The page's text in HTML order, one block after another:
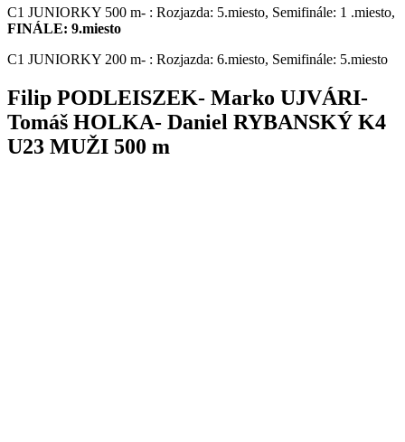
C1 JUNIORKY 500 m- : Rozjazda: 5.miesto, Semifinále: 1 .miesto,
FINÁLE: 9.miesto
C1 JUNIORKY 200 m- : Rozjazda: 6.miesto, Semifinále: 5.miesto
Filip PODLEISZEK- Marko UJVÁRI-
Tomáš HOLKA- Daniel RYBANSKÝ K4
U23 MUŽI 500 m